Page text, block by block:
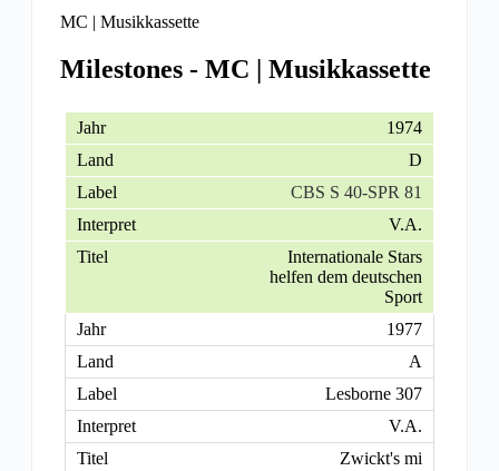
MC | Musikkassette
Milestones - MC | Musikkassette
1974
D
CBS S 40-SPR 81
V.A.
Internationale Stars
helfen dem deutschen
Sport
1977
A
Lesborne 307
V.A.
Zwickt's mi